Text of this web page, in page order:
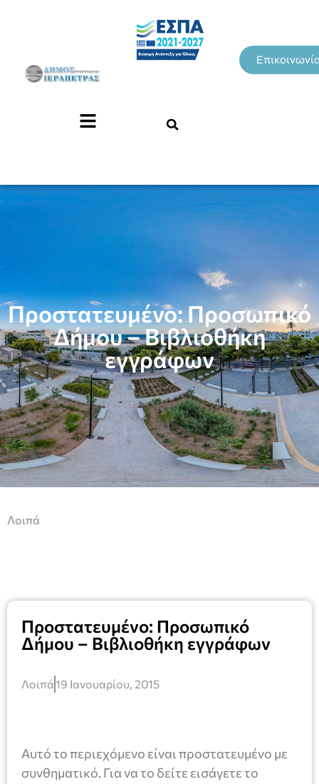
Πρoστατευμένο: Προσωπικό
Δήμου – Βιβλιοθήκη
εγγράφων
Λοιπά
Πρoστατευμένο: Προσωπικό
Δήμου – Βιβλιοθήκη εγγράφων
Λοιπά19 Ιανουαρίου, 2015
Αυτό το περιεχόμενο είναι προστατευμένο με
συνθηματικό. Για να το δείτε εισάγετε το